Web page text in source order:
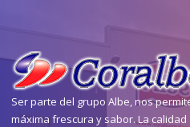
Ser parte del grupo Albe, nos
máxima frescura y sabor. La